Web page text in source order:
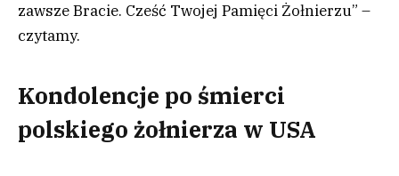
zawsze Bracie. Cześć Twojej Pamięci Żołnierzu” –
czytamy.
Kondolencje po śmierci
polskiego żołnierza w USA